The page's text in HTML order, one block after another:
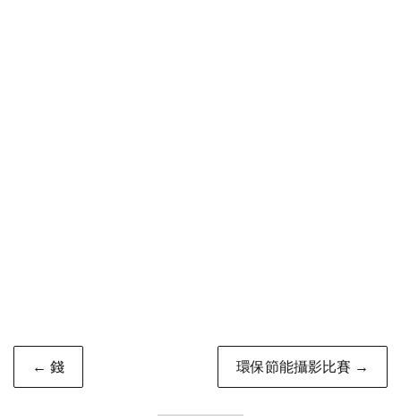
Post
navigation
← 錢 環保節能攝影比賽 →